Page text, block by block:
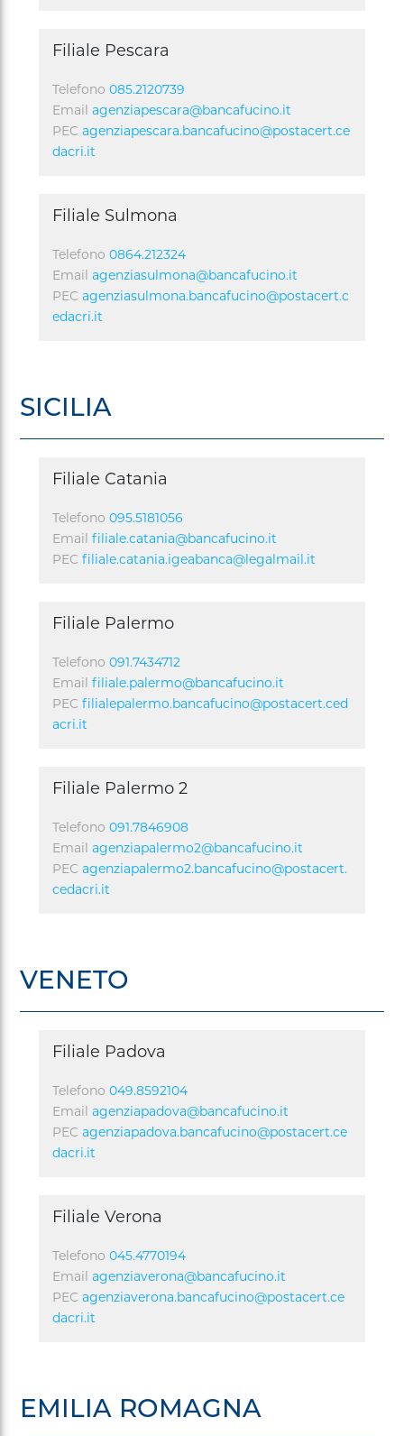
Filiale Pescara
Telefono 085.2120739
Email agenziapescara@bancafucino.it
PEC agenziapescara.bancafucino@postacert.ce
dacri.it
Filiale Sulmona
Telefono 0864.212324
Email agenziasulmona@bancafucino.it
PEC agenziasulmona.bancafucino@postacert.c
edacri.it
EMILIA ROMAGNA
SICILIA
Filiale Catania
Telefono 095.5181056
Email filiale.catania@bancafucino.it
PEC filiale.catania.igeabanca@legalmail.it
Filiale Palermo
Telefono 091.7434712
Email filiale.palermo@bancafucino.it
PEC filialepalermo.bancafucino@postacert.ced
acri.it
Filiale Palermo 2
Telefono 091.7846908
Email agenziapalermo2@bancafucino.it
PEC agenziapalermo2.bancafucino@postacert.
cedacri.it
VENETO
Filiale Padova
Telefono 049.8592104
Email agenziapadova@bancafucino.it
PEC agenziapadova.bancafucino@postacert.ce
dacri.it
Filiale Verona
Telefono 045.4770194
Email agenziaverona@bancafucino.it
PEC agenziaverona.bancafucino@postacert.ce
dacri.it